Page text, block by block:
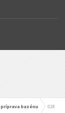
príprava bazénu 028